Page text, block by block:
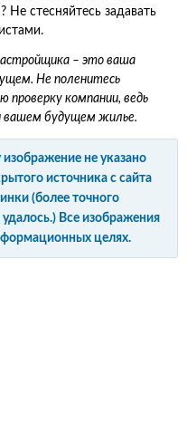
Не стесняйтесь задавать
– это ваша
Не поленитесь
компании, ведь
вашем будущем жилье.
не указано
источника с сайта
(более точного
Все изображения
целях.